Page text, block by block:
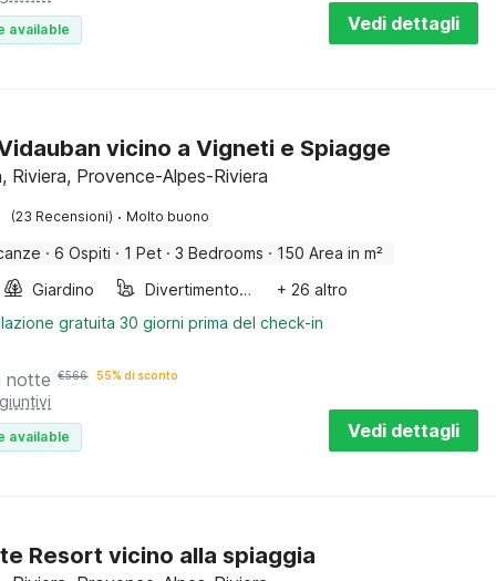
available Vedi dettagli
vicino a Vigneti e Spiagge
Riviera, Provence-Alpes-Riviera
(23 Recensioni) · Molto buono
· 6 Ospiti · 1 Pet · 3 Bedrooms · 150 Area in m²
Giardino
Divertimento per bambini
+ 26 altro
gratuita 30 giorni prima del check-in
notte €566 55% di sconto
available Vedi dettagli
Resort vicino alla spiaggia